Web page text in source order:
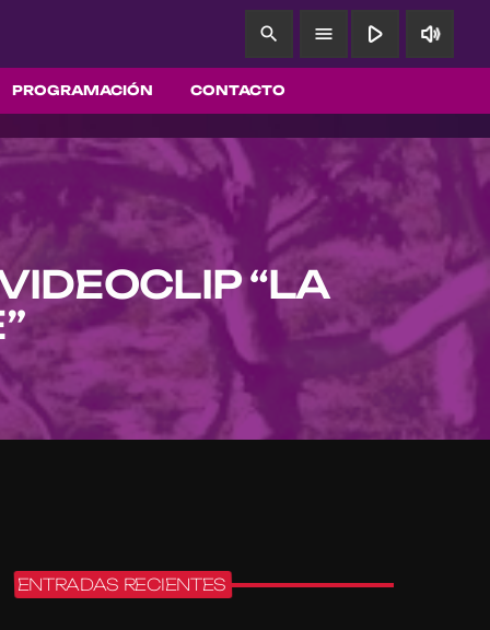
PROGRAMACIÓN CONTACTO
search menu play_arrow volume_up
“LA
ENTRADAS RECIENTES